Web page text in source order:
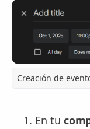
Creación de
En tu